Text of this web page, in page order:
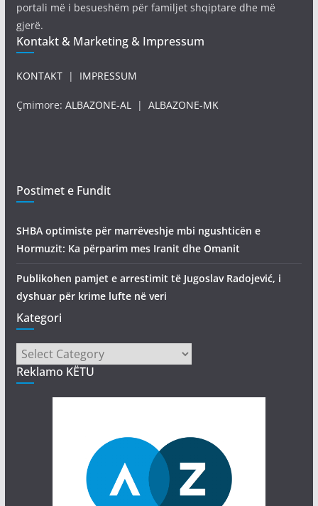
portali më i besueshëm për familjet shqiptare dhe më
gjerë.
Kontakt & Marketing & Impressum
KONTAKT| IMPRESSUM
Çmimore: ALBAZONE-AL| ALBAZONE-MK
Postimet e Fundit
SHBA optimiste për marrëveshje mbi ngushticën e
Hormuzit: Ka përparim mes Iranit dhe Omanit
Publikohen pamjet e arrestimit të Jugoslav Radojević, i
dyshuar për krime lufte në veri
Kategori
Kategori
Reklamo KËTU